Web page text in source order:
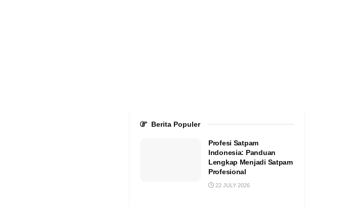
Berita Populer
Profesi Satpam
Indonesia: Panduan
Lengkap Menjadi Satpam
Profesional
22 JULY 2026